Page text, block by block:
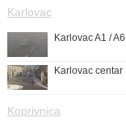
Karlovac
Karlovac A1 / A6
Karlovac centar
Koprivnica